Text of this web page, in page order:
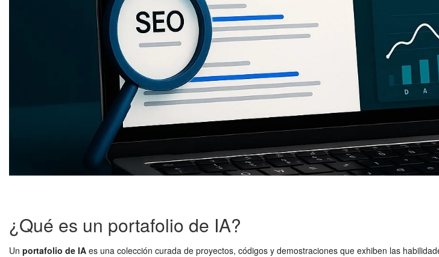
¿Qué es un portafolio de IA?
Un portafolio de IA es una colección curada de proyectos, códigos y demostraciones que exhiben las